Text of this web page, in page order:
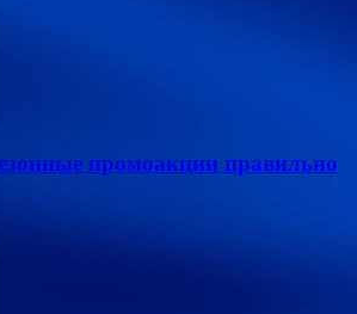
промоакции правильно